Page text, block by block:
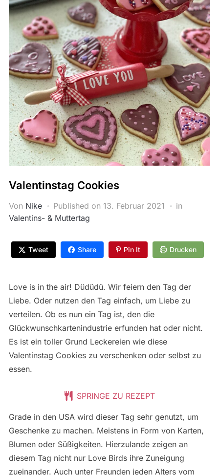
Valentinstag Cookies
Von Nike Published on 13. Februar 2021
in
Valentins- & Muttertag
Tweet Share Pin It Drucken
Love is in the air! Düdüdü. Wir feiern den Tag der
Liebe. Oder nutzen den Tag einfach, um Liebe zu
verteilen. Ob es nun ein Tag ist, den die
Glückwunschkartenindustrie erfunden hat oder nicht.
Es ist ein toller Grund Leckereien wie diese
Valentinstag Cookies zu verschenken oder selbst zu
essen.
SPRINGE ZU REZEPT
Grade in den USA wird dieser Tag sehr genutzt, um
Geschenke zu machen. Meistens in Form von Karten,
Blumen oder Süßigkeiten. Hierzulande zeigen an
diesem Tag nicht nur Love Birds ihre Zuneigung
zueinander. Auch unter Freunden jeden Alters vom